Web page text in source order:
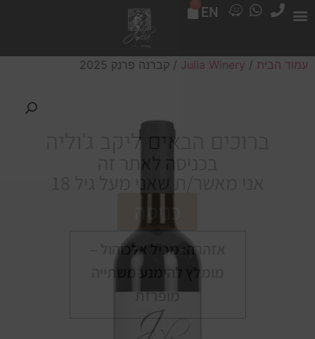
EN
עמוד הבית /
Julia Winery / קברנה פרנק 2025
ברוכים הבאים ליקב ג'וליה
כניסה
אזהרה: מכיל אלכוהול –
מומלץ להימנע משתייה
מופרזת